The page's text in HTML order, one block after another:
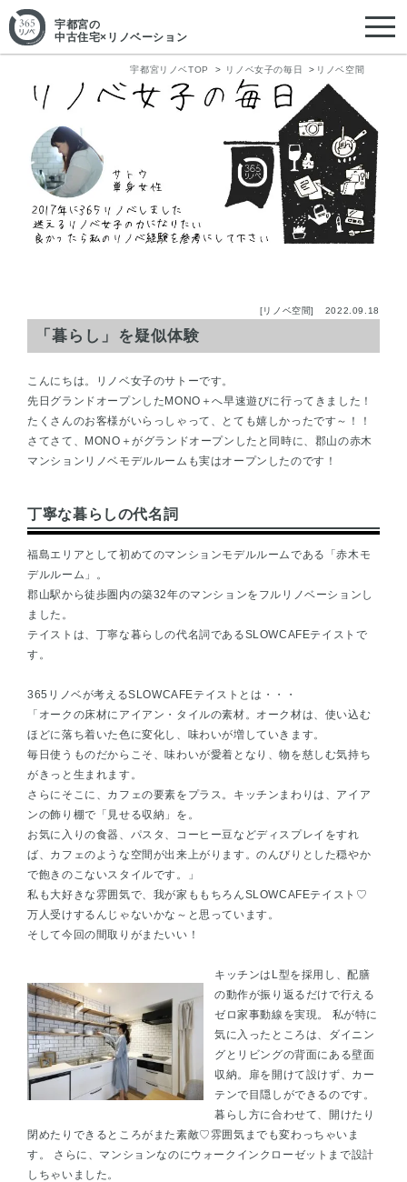
宇都宮の
中古住宅×リノベーション
宇都宮リノベTOP リノベ女子の毎日 リノベ空間
[リノベ空間] 2022.09.18
「暮らし」を疑似体験
こんにちは。リノベ女子のサトーです。
先日グランドオープンしたMONO＋へ早速遊びに行ってきました！
たくさんのお客様がいらっしゃって、とても嬉しかったです～！！
さてさて、MONO＋がグランドオープンしたと同時に、郡山の赤木
マンションリノベモデルルームも実はオープンしたのです！
丁寧な暮らしの代名詞
福島エリアとして初めてのマンションモデルルームである「赤木モ
デルルーム」。
郡山駅から徒歩圏内の築32年のマンションをフルリノベーションし
ました。
テイストは、丁寧な暮らしの代名詞であるSLOWCAFEテイストで
す。
365リノベが考えるSLOWCAFEテイストとは・・・
「オークの床材にアイアン・タイルの素材。オーク材は、使い込む
ほどに落ち着いた色に変化し、味わいが増していきます。
毎日使うものだからこそ、味わいが愛着となり、物を慈しむ気持ち
がきっと生まれます。
さらにそこに、カフェの要素をプラス。キッチンまわりは、アイア
ンの飾り棚で「見せる収納」を。
お気に入りの食器、パスタ、コーヒー豆などディスプレイをすれ
ば、カフェのような空間が出来上がります。のんびりとした穏やか
で飽きのこないスタイルです。」
私も大好きな雰囲気で、我が家ももちろんSLOWCAFEテイスト♡
万人受けするんじゃないかな～と思っています。
そして今回の間取りがまたいい！
キッチンはL型を採用し、配膳
の動作が振り返るだけで行える
ゼロ家事動線を実現。 私が特に
気に入ったところは、ダイニン
グとリビングの背面にある壁面
収納。扉を開けて設けず、カー
テンで目隠しができるのです。
暮らし方に合わせて、開けたり
閉めたりできるところがまた素敵♡雰囲気までも変わっちゃいま
す。 さらに、マンションなのにウォークインクローゼットまで設計
しちゃいました。